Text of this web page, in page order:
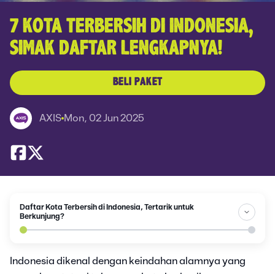
7 KOTA TERBERSIH DI INDONESIA,
SIMAK DAFTAR LENGKAPNYA!
BELI PAKET
AXIS Mon, 02 Jun 2025
Daftar Kota Terbersih di Indonesia, Tertarik untuk
Berkunjung?
Indonesia dikenal dengan keindahan alamnya yang